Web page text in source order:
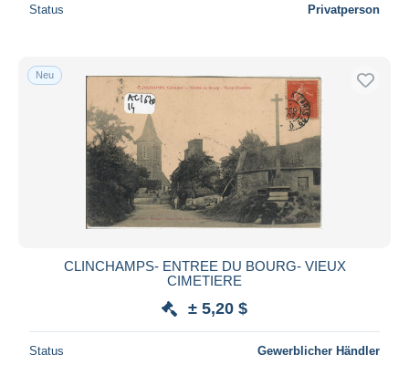
Status Privatperson
Neu
CLINCHAMPS- ENTREE DU BOURG- VIEUX
CIMETIERE
± 5,20 $
Status Gewerblicher Händler